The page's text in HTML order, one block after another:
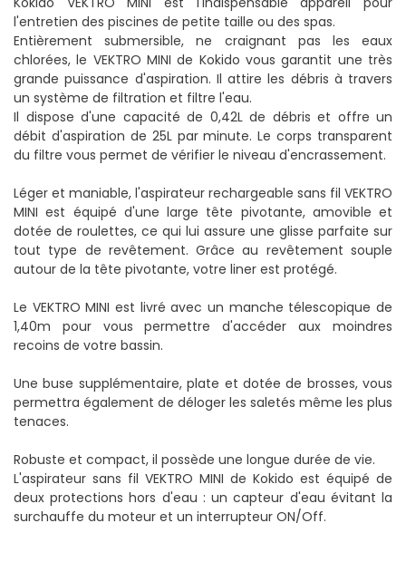
l'entretien des piscines de petite taille ou des spas.
Entièrement submersible, ne craignant pas les eaux
chlorées, le VEKTRO MINI de Kokido vous garantit une très
grande puissance d'aspiration. Il attire les débris à travers
un système de filtration et filtre l'eau.
Il dispose d'une capacité de 0,42L de débris et offre un
débit d'aspiration de 25L par minute. Le corps transparent
du filtre vous permet de vérifier le niveau d'encrassement.
Léger et maniable, l'aspirateur rechargeable sans fil VEKTRO
MINI est équipé d'une large tête pivotante, amovible et
dotée de roulettes, ce qui lui assure une glisse parfaite sur
tout type de revêtement. Grâce au revêtement souple
autour de la tête pivotante, votre liner est protégé.
Le VEKTRO MINI est livré avec un manche télescopique de
1,40m pour vous permettre d'accéder aux moindres
recoins de votre bassin.
Une buse supplémentaire, plate et dotée de brosses, vous
permettra également de déloger les saletés même les plus
tenaces.
Robuste et compact, il possède une longue durée de vie.
L'aspirateur sans fil VEKTRO MINI de Kokido est équipé de
deux protections hors d'eau : un capteur d'eau évitant la
surchauffe du moteur et un interrupteur ON/Off.